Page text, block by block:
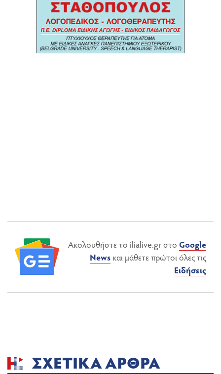
Ακολουθήστε το ilialive.gr στο Google
News και μάθετε πρώτοι όλες τις
Ειδήσεις
ΣΧΕΤΙΚΆ ΆΡΘΡΑ